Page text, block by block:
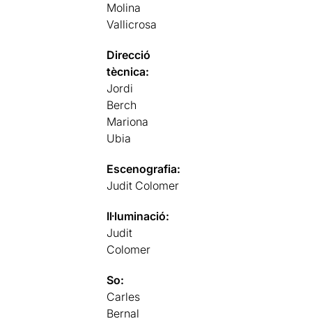
Molina
Vallicrosa
Direcció
tècnica:
Jordi
Berch
Mariona
Ubia
Escenografia:
Judit Colomer
Il·luminació:
Judit
Colomer
So:
Carles
Bernal